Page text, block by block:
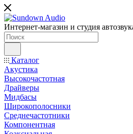
Интернет-магазин и студия
Каталог
Акустика
Высокочастотная
Драйверы
Мидбасы
Широкополосники
Среднечастотники
Компонентная